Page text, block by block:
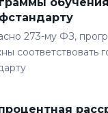
273-му ФЗ,
соответствовать